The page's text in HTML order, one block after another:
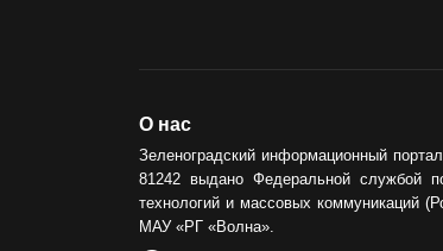
О нас
Зеленоградский информационный
81242 выдано Федеральной службой
технологий и массовых коммуникаций
МАУ «РГ «Волна».